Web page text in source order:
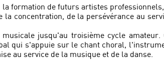
la formation de futurs artistes
la concentration, de la persévérance au
jusqu'au troisième cycle amateur.
qui s'appuie sur le chant choral,
au service de la musique et de la danse.